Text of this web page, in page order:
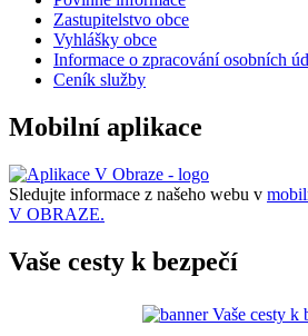
Zastupitelstvo obce
Vyhlášky obce
Informace o zpracování osobních
Ceník služby
Mobilní aplikace
Sledujte informace z našeho webu v
V OBRAZE.
Vaše cesty k bezpečí